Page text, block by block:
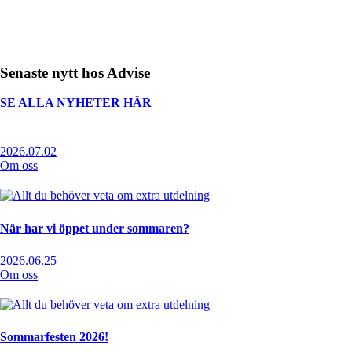
Senaste nytt hos Advise
SE ALLA NYHETER HÄR
2026.07.02
Om oss
När har vi öppet under sommaren?
2026.06.25
Om oss
Sommarfesten 2026!